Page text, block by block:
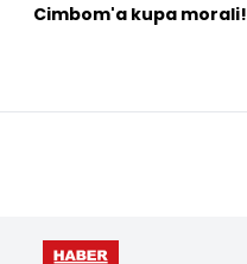
Cimbom'a kupa morali!